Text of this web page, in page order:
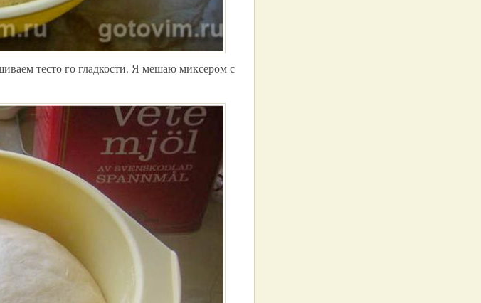
тесто го гладкости. Я мешаю миксером с